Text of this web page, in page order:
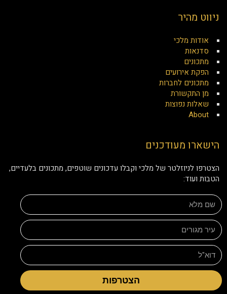
ניווט מהיר
אודות מלכי
סדנאות
מתכונים
הפקת אירועים
מתכונים לחברות
מן התקשורת
שאלות נפוצות
About
הישארו מעודכנים
הצטרפו לניוזלטר של מלכי וקבלו עדכונים שוטפים, מתכונים בלעדיים,
הטבות ועוד:
הצטרפות